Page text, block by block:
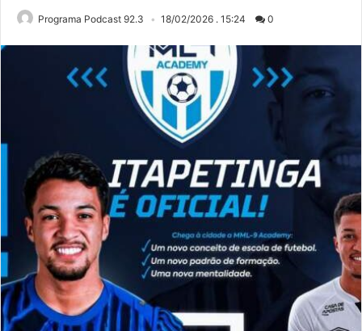
Programa Podcast 92.3 18/02/2026 . 15:24 0